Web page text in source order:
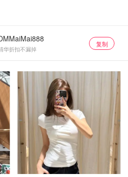
华折扣不漏掉
复制